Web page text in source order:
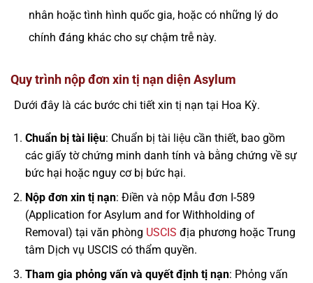
nhân hoặc tình hình quốc gia, hoặc có những lý do
chính đáng khác cho sự chậm trễ này.
Quy trình nộp đơn xin tị nạn diện Asylum
Dưới đây là các bước chi tiết xin tị nạn tại Hoa Kỳ.
Chuẩn bị tài liệu: Chuẩn bị tài liệu cần thiết, bao gồm
các giấy tờ chứng minh danh tính và bằng chứng về sự
bức hại hoặc nguy cơ bị bức hại.
Nộp đơn xin tị nạn: Điền và nộp Mẫu đơn I-589
(Application for Asylum and for Withholding of
Removal) tại văn phòng USCIS địa phương hoặc Trung
tâm Dịch vụ USCIS có thẩm quyền.
Tham gia phỏng vấn và quyết định tị nạn: Phỏng vấn